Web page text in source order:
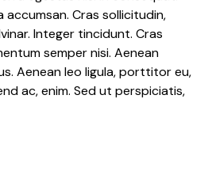
accumsan. Cras sollicitudin,
Integer tincidunt. Cras
semper nisi. Aenean
Aenean leo ligula, porttitor eu,
ac, enim. Sed ut perspiciatis,